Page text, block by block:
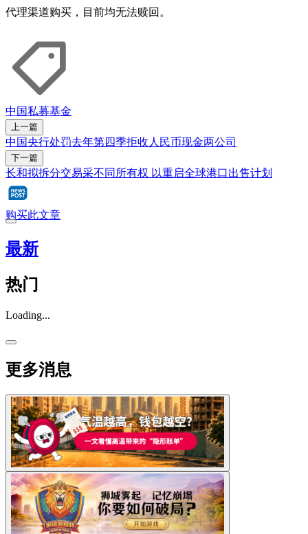
代理渠道购买，目前均无法赎回。
中国私募基金
上一篇
中国央行处罚去年第四季拒收人民币现金两公司
下一篇
长和拟拆分交易采不同所有权 以重启全球港口出售计划
购买此文章
最新
热门
Loading...
更多消息